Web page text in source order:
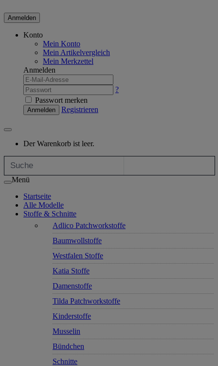
Anmelden
Konto
Mein Konto
Mein Artikelvergleich
Mein Merkzettel
Anmelden
?
Passwort merken
Anmelden Registrieren
Der Warenkorb ist leer.
Menü
Startseite
Alle Modelle
Stoffe & Schnitte
Adlico Patchworkstoffe
Baumwollstoffe
Westfalen Stoffe
Katia Stoffe
Damenstoffe
Tilda Patchworkstoffe
Kinderstoffe
Musselin
Bündchen
Schnitte